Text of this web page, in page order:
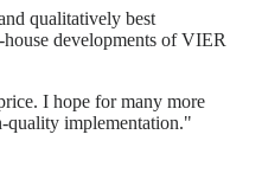
qualitatively best
developments of VIER
I hope for many more
quality implementation."